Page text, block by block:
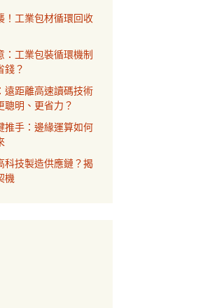
！工業包材循環回收
：工業包裝循環機制
錢？
遠距離高速讀碼技術
聰明、更省力？
推手：邊緣運算如何
科技製造供應鏈？揭
機